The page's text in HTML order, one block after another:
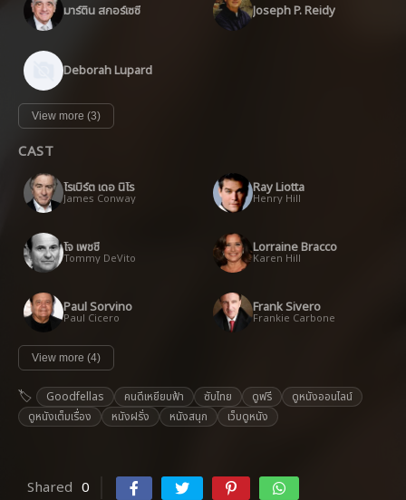
มาร์ติน สกอร์เซซี Joseph P. Reidy
Deborah Lupard
View more (3)
CAST
โรเบิร์ต เดอ นิโร
James Conway
Ray Liotta
Henry Hill
โจ เพชชี
Tommy DeVito
Lorraine Bracco
Karen Hill
Paul Sorvino
Paul Cicero
Frank Sivero
Frankie Carbone
View more (4)
Goodfellas คนดีเหยียบฟ้า ซับไทย ดูฟรี
ดูหนังออนไลน์
ดูหนังเต็มเรื่อง
หนังฝรั่ง หนังสนุก เว็บดูหนัง
Shared 0